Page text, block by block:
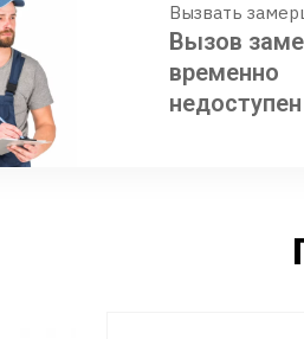
Вызвать
Вызов
временно
недоступен